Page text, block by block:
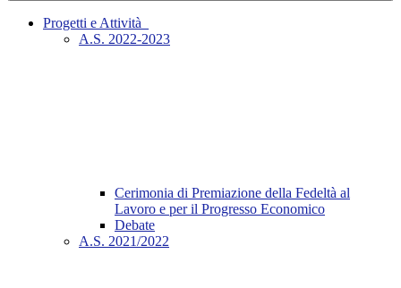
Progetti e Attività_
A.S. 2022-2023
Cerimonia di Premiazione della Fedeltà al
Lavoro e per il Progresso Economico
Debate
A.S. 2021/2022